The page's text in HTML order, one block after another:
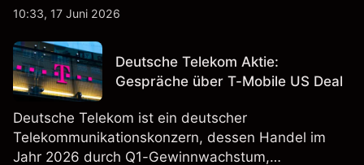
40 Mio. € zum Umsatz von DEUTZ Energy
Vergangenheit ist kein verlässlicher Indikator für
zukünftige Ergebnisse.
10:33, 17 Juni 2026
Deutsche Telekom Aktie:
Gespräche über T-Mobile US Deal
Deutsche Telekom ist ein deutscher
Telekommunikationskonzern, dessen Handel im
Jahr 2026 durch Q1-Gewinnwachstum,